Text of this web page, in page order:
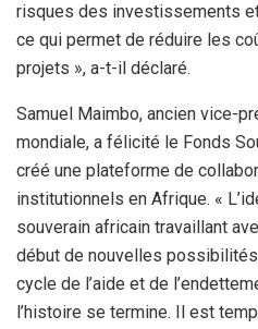
risques des investissements
ce qui permet de réduire les
projets », a-t-il déclaré.
Samuel Maimbo, ancien vice-
mondiale, a félicité le Fonds
créé une plateforme de
institutionnels en Afrique. «
souverain africain travaillant
début de nouvelles
cycle de l’aide et de
l’histoire se termine. Il est